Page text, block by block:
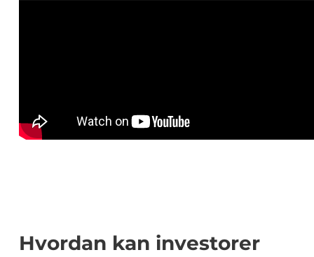
Hvordan kan investorer